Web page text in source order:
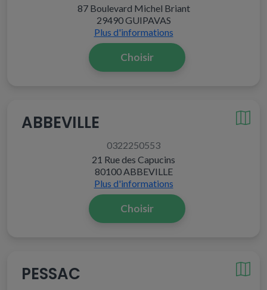
87 Boulevard Michel Briant
29490 GUIPAVAS
Plus d'informations
Choisir
ABBEVILLE
0322250553
21 Rue des Capucins
80100 ABBEVILLE
Plus d'informations
Choisir
PESSAC